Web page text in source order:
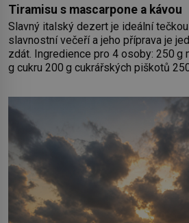
Tiramisu s mascarpone a kávou
Slavný italský dezert je ideální
slavnostní večeří a jeho příprava je
zdát. Ingredience pro 4 osoby: 250 g mascarpone 3 vejce 80
g cukru 200 g cukrářských piškotů 250 ml silné kávy 2 lžíce
bílků. Žloutky vyšlehejte s cukrem do
do nich vmíchejte mascarpone, aby